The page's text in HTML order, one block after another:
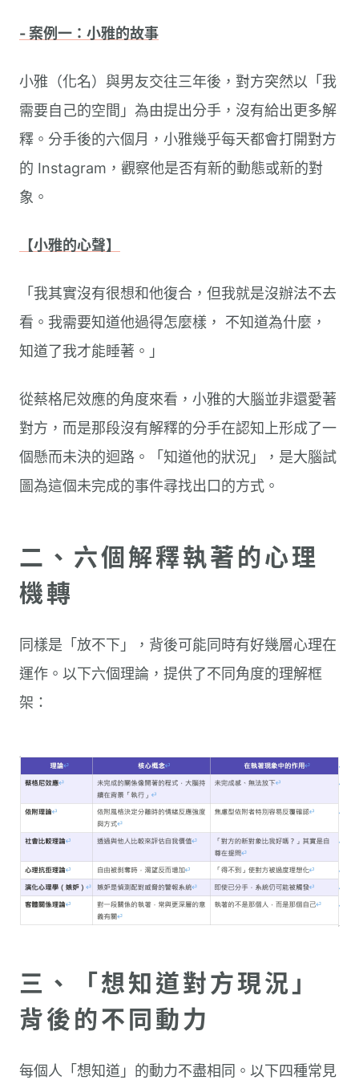
- 案例一：小雅的故事
小雅（化名）與男友交往三年後，對方突然以「我
需要自己的空間」為由提出分手，沒有給出更多解
釋。分手後的六個月，小雅幾乎每天都會打開對方
的 Instagram，觀察他是否有新的動態或新的對
象。
【小雅的心聲】
「我其實沒有很想和他復合，但我就是沒辦法不去
看。我需要知道他過得怎麼樣， 不知道為什麼，
知道了我才能睡著。」
從蔡格尼效應的角度來看，小雅的大腦並非還愛著
對方，而是那段沒有解釋的分手在認知上形成了一
個懸而未決的迴路。「知道他的狀況」，是大腦試
圖為這個未完成的事件尋找出口的方式。
二、六個解釋執著的心理
機轉
同樣是「放不下」，背後可能同時有好幾層心理在
運作。以下六個理論，提供了不同角度的理解框
架：
三、「想知道對方現況」
背後的不同動力
每個人「想知道」的動力不盡相同。以下四種常見